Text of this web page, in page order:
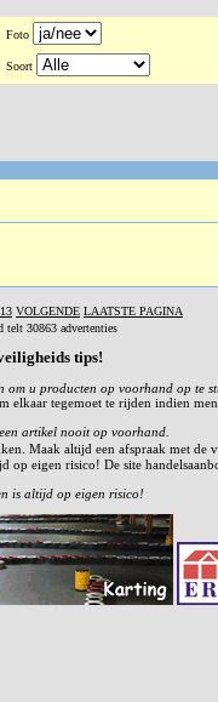
Foto
Soort
13 VOLGENDE LAATSTE PAGINA
telt 30863 advertenties
tips!
om u producten op voorhand op te
tegemoet te rijden indien
artikel nooit op voorhand.
altijd een afspraak met de
eigen risico! De site
is altijd op eigen risico!